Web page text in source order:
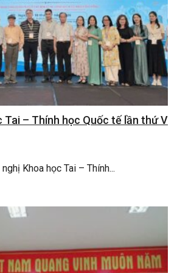
Tai – Thính học Quốc tế lần thứ V
Khoa học Tai – Thính...